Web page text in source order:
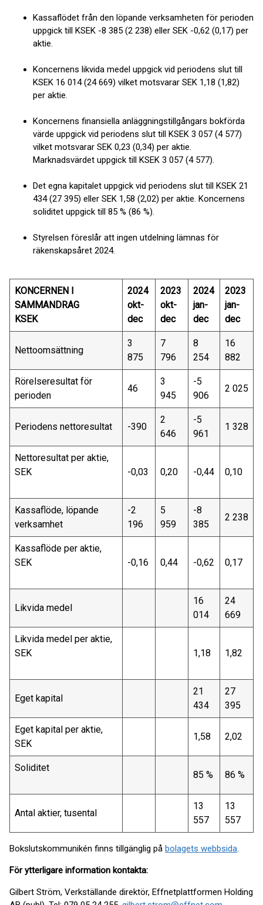
Kassaflödet från den löpande verksamheten för perioden
uppgick till KSEK -8 385 (2 238) eller SEK -0,62 (0,17) per
aktie.
Koncernens likvida medel uppgick vid periodens slut till
KSEK 16 014 (24 669) vilket motsvarar SEK 1,18 (1,82)
per aktie.
Koncernens finansiella anläggningstillgångars bokförda
värde uppgick vid periodens slut till KSEK 3 057 (4 577)
vilket motsvarar SEK 0,23 (0,34) per aktie.
Marknadsvärdet uppgick till KSEK 3 057 (4 577).
Det egna kapitalet uppgick vid periodens slut till KSEK 21
434 (27 395) eller SEK 1,58 (2,02) per aktie. Koncernens
soliditet uppgick till 85 % (86 %).
Styrelsen föreslår att ingen utdelning lämnas för
räkenskapsåret 2024.
KONCERNEN I
SAMMANDRAG
KSEK
2024
okt-
dec
2023
okt-
dec
2024
jan-
dec
2023
jan-
dec
Nettoomsättning
3
875
7
796
8
254
16
882
Rörelseresultat för
perioden
46
3
945
-5
906
2 025
Periodens nettoresultat -390
2
646
-5
961
1 328
Nettoresultat per aktie,
SEK
-0,03 0,20 -0,44 0,10
Kassaflöde, löpande
verksamhet
-2
196
5
959
-8
385
2 238
Kassaflöde per aktie,
SEK
-0,16 0,44 -0,62 0,17
Likvida medel
16
014
24
669
Likvida medel per aktie,
SEK
1,18 1,82
Eget kapital
21
434
27
395
Eget kapital per aktie,
SEK
1,58 2,02
Soliditet
85 % 86 %
Antal aktier, tusental
13
557
13
557
Bokslutskommunikén finns tillgänglig på bolagets webbsida.
För ytterligare information kontakta:
Gilbert Ström, Verkställande direktör, Effnetplattformen Holding